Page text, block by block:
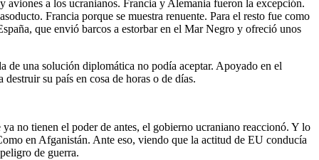
a los ucranianos. Francia y Alemania fueron la excepción.
Francia porque se muestra renuente. Para el resto fue como
que envió barcos a estorbar en el Mar Negro y ofreció unos
de una solución diplomática no podía aceptar. Apoyado en el
su país en cosa de horas o de días.
no tienen el poder de antes, el gobierno ucraniano reaccionó. Y lo
en Afganistán. Ante eso, viendo que la actitud de EU conducía
de guerra.